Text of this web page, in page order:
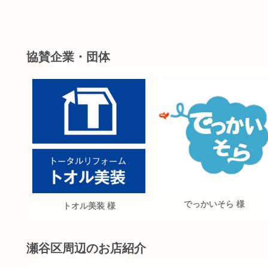
協賛企業・団体
トオル美装 様 でっかいそら 様
瀬谷区周辺のお店紹介